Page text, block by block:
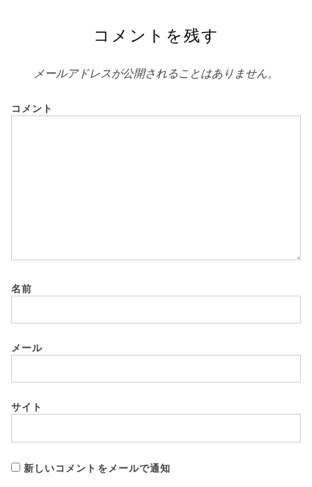
コメントを残す
メールアドレスが公開されることはありません。
コメント
名前
メール
サイト
新しいコメントをメールで通知